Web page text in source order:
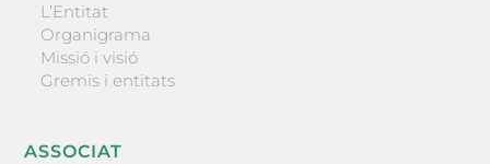
L’Entitat
Organigrama
Missió i visió
Gremis i entitats
ASSOCIAT